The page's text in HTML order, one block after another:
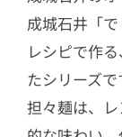
成城石井「
レシピで作
たシリーズ
担々麺は、